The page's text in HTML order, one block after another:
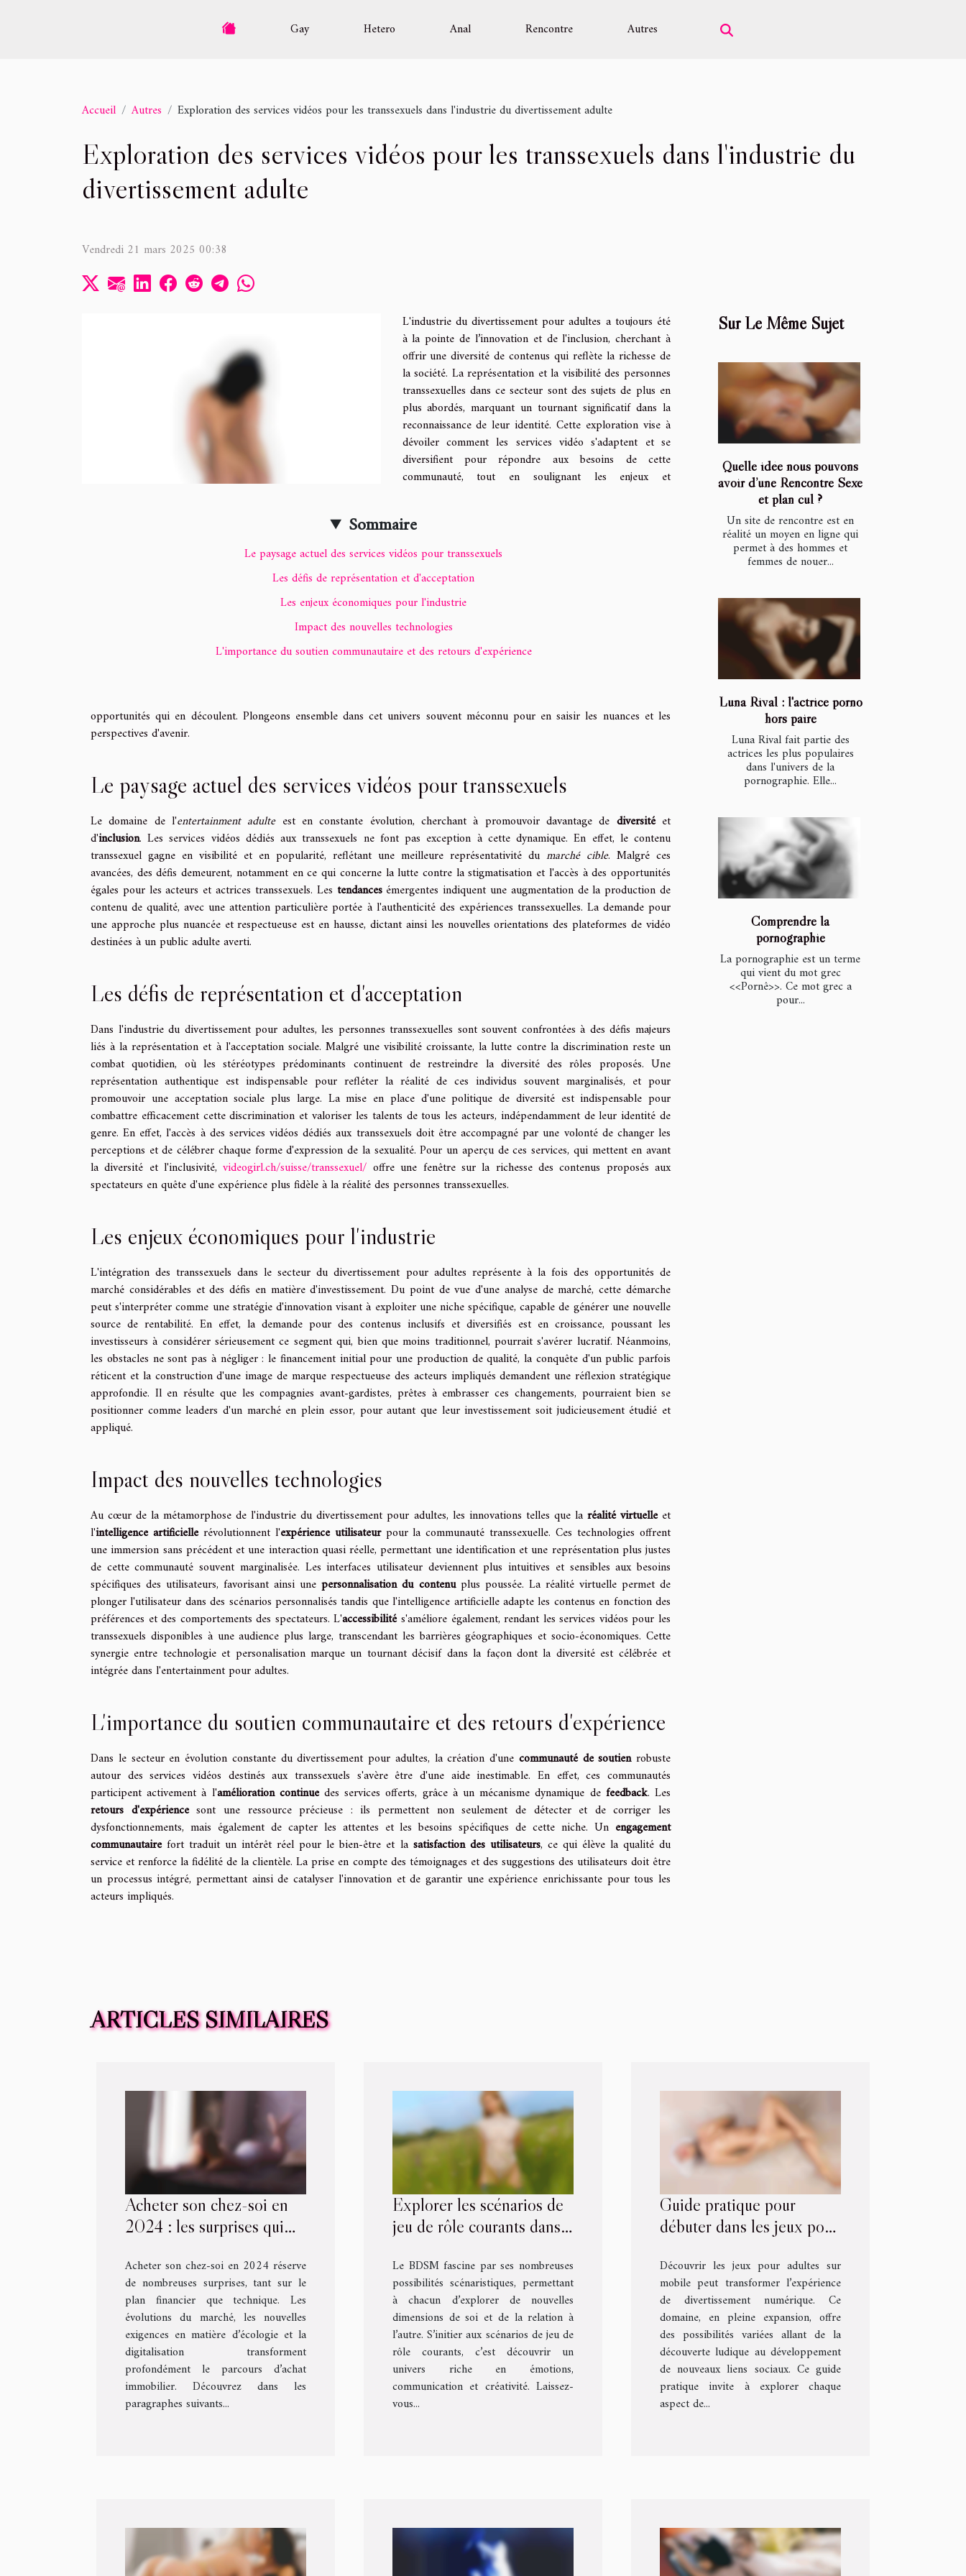
Gay Hetero Anal Rencontre Autres
Accueil Autres Exploration des services vidéos pour les transsexuels dans l'industrie du divertissement adulte
Exploration des services vidéos pour les transsexuels dans l'industrie du
divertissement adulte
Vendredi 21 mars 2025 00:38
Sommaire
Le paysage actuel des services vidéos pour transsexuels
Les défis de représentation et d'acceptation
Les enjeux économiques pour l'industrie
Impact des nouvelles technologies
L'importance du soutien communautaire et des retours d'expérience
L'industrie du divertissement pour adultes a toujours été
à la pointe de l’innovation et de l'inclusion, cherchant à
offrir une diversité de contenus qui reflète la richesse de
la société. La représentation et la visibilité des personnes
transsexuelles dans ce secteur sont des sujets de plus en
plus abordés, marquant un tournant significatif dans la
reconnaissance de leur identité. Cette exploration vise à
dévoiler comment les services vidéo s'adaptent et se
diversifient pour répondre aux besoins de cette
communauté, tout en soulignant les enjeux et
opportunités qui en découlent. Plongeons ensemble dans cet univers souvent méconnu pour en saisir les nuances et les
perspectives d'avenir.
Le paysage actuel des services vidéos pour transsexuels
Le domaine de l'entertainment adulteest en constante évolution, cherchant à promouvoir davantage de diversitéet
d'inclusion. Les services vidéos dédiés aux transsexuels ne font pas exception à cette dynamique. En effet, le contenu
transsexuel gagne en visibilité et en popularité, reflétant une meilleure représentativité du marché cible. Malgré ces
avancées, des défis demeurent, notamment en ce qui concerne la lutte contre la stigmatisation et l'accès à des opportunités
égales pour les acteurs et actrices transsexuels. Les tendancesémergentes indiquent une augmentation de la production de
contenu de qualité, avec une attention particulière portée à l'authenticité des expériences transsexuelles. La demande pour
une approche plus nuancée et respectueuse est en hausse, dictant ainsi les nouvelles orientations des plateformes de vidéo
destinées à un public adulte averti.
Les défis de représentation et d'acceptation
Dans l'industrie du divertissement pour adultes, les personnes transsexuelles sont souvent confrontées à des défis majeurs
liés à la représentation et à l'acceptation sociale. Malgré une visibilité croissante, la lutte contre la discrimination reste un
combat quotidien, où les stéréotypes prédominants continuent de restreindre la diversité des rôles proposés. Une
représentation authentique est indispensable pour refléter la réalité de ces individus souvent marginalisés, et pour
promouvoir une acceptation sociale plus large. La mise en place d'une politique de diversité est indispensable pour
combattre efficacement cette discrimination et valoriser les talents de tous les acteurs, indépendamment de leur identité de
genre. En effet, l'accès à des services vidéos dédiés aux transsexuels doit être accompagné par une volonté de changer les
perceptions et de célébrer chaque forme d'expression de la sexualité. Pour un aperçu de ces services, qui mettent en avant
la diversité et l'inclusivité,videogirl.ch/suisse/transsexuel/ offre une fenêtre sur la richesse des contenus proposés aux
spectateurs en quête d'une expérience plus fidèle à la réalité des personnes transsexuelles.
Les enjeux économiques pour l'industrie
L'intégration des transsexuels dans le secteur du divertissement pour adultes représente à la fois des opportunités de
marché considérables et des défis en matière d'investissement. Du point de vue d'une analyse de marché, cette démarche
peut s'interpréter comme une stratégie d'innovation visant à exploiter une niche spécifique, capable de générer une nouvelle
source de rentabilité. En effet, la demande pour des contenus inclusifs et diversifiés est en croissance, poussant les
investisseurs à considérer sérieusement ce segment qui, bien que moins traditionnel, pourrait s'avérer lucratif. Néanmoins,
les obstacles ne sont pas à négliger : le financement initial pour une production de qualité, la conquête d'un public parfois
réticent et la construction d'une image de marque respectueuse des acteurs impliqués demandent une réflexion stratégique
approfondie. Il en résulte que les compagnies avant-gardistes, prêtes à embrasser ces changements, pourraient bien se
positionner comme leaders d'un marché en plein essor, pour autant que leur investissement soit judicieusement étudié et
appliqué.
Impact des nouvelles technologies
Au cœur de la métamorphose de l'industrie du divertissement pour adultes, les innovations telles que la réalité virtuelleet
l'intelligence artificiellerévolutionnent l'expérience utilisateurpour la communauté transsexuelle. Ces technologies offrent
une immersion sans précédent et une interaction quasi réelle, permettant une identification et une représentation plus justes
de cette communauté souvent marginalisée. Les interfaces utilisateur deviennent plus intuitives et sensibles aux besoins
spécifiques des utilisateurs, favorisant ainsi unepersonnalisation du contenuplus poussée. La réalité virtuelle permet de
plonger l'utilisateur dans des scénarios personnalisés tandis que l'intelligence artificielle adapte les contenus en fonction des
préférences et des comportements des spectateurs. L'accessibilités'améliore également, rendant les services vidéos pour les
transsexuels disponibles à une audience plus large, transcendant les barrières géographiques et socio-économiques. Cette
synergie entre technologie et personalisation marque un tournant décisif dans la façon dont la diversité est célébrée et
intégrée dans l'entertainment pour adultes.
L'importance du soutien communautaire et des retours d'expérience
Dans le secteur en évolution constante du divertissement pour adultes, la création d'une communauté de soutienrobuste
autour des services vidéos destinés aux transsexuels s'avère être d'une aide inestimable. En effet, ces communautés
participent activement à l'amélioration continuedes services offerts, grâce à un mécanisme dynamique de feedback. Les
retours d'expériencesont une ressource précieuse : ils permettent non seulement de détecter et de corriger les
dysfonctionnements, mais également de capter les attentes et les besoins spécifiques de cette niche. Un engagement
communautairefort traduit un intérêt réel pour le bien-être et la satisfaction des utilisateurs, ce qui élève la qualité du
service et renforce la fidélité de la clientèle. La prise en compte des témoignages et des suggestions des utilisateurs doit être
un processus intégré, permettant ainsi de catalyser l'innovation et de garantir une expérience enrichissante pour tous les
acteurs impliqués.
Sur Le Même Sujet
Quelle idée nous pouvons
avoir d’une Rencontre Sexe
et plan cul ?
Un site de rencontre est en
réalité un moyen en ligne qui
permet à des hommes et
femmes de nouer...
Luna Rival : l'actrice porno
hors paire
Luna Rival fait partie des
actrices les plus populaires
dans l'univers de la
pornographie. Elle...
Comprendre la
pornographie
La pornographie est un terme
qui vient du mot grec
<<Pornê>>. Ce mot grec a
pour...
ARTICLES SIMILAIRES
Acheter son chez-soi en
2024 : les surprises qui
Acheter son chez-soi en 2024 réserve
de nombreuses surprises, tant sur le
plan financier que technique. Les
évolutions du marché, les nouvelles
exigences en matière d’écologie et la
digitalisation transforment
profondément le parcours d’achat
immobilier. Découvrez dans les
paragraphes suivants...
Explorer les scénarios de
jeu de rôle courants dans
Le BDSM fascine par ses nombreuses
possibilités scénaristiques, permettant
à chacun d’explorer de nouvelles
dimensions de soi et de la relation à
l’autre. S’initier aux scénarios de jeu de
rôle courants, c’est découvrir un
univers riche en émotions,
communication et créativité. Laissez-
vous...
Guide pratique pour
débuter dans les jeux pour
Découvrir les jeux pour adultes sur
mobile peut transformer l’expérience
de divertissement numérique. Ce
domaine, en pleine expansion, offre
des possibilités variées allant de la
découverte ludique au développement
de nouveaux liens sociaux. Ce guide
pratique invite à explorer chaque
aspect de...